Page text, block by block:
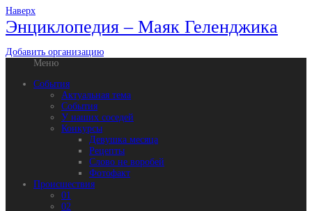
Наверх
Энциклопедия – Маяк Геленджика
Добавить организацию
Меню
События
Актуальная тема
События
У наших соседей
Конкурсы
Девушка месяца
Рецепты
Слово не воробей
Фотофакт
Происшествия
01
02